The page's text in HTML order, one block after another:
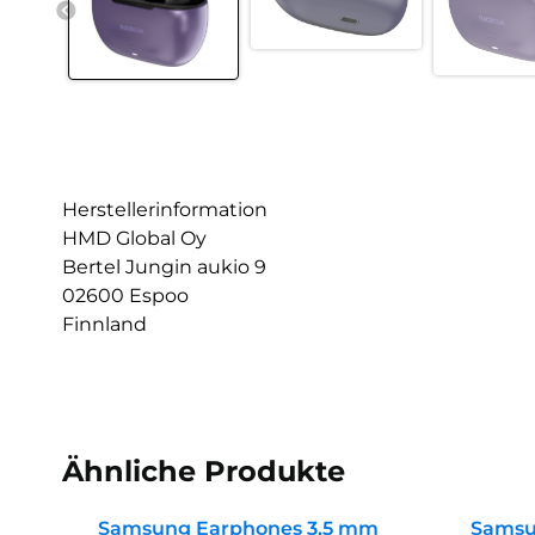
Herstellerinformation
HMD Global Oy
Bertel Jungin aukio 9
02600 Espoo
Finnland
Ähnliche Produkte
Samsung Earphones 3,5 mm